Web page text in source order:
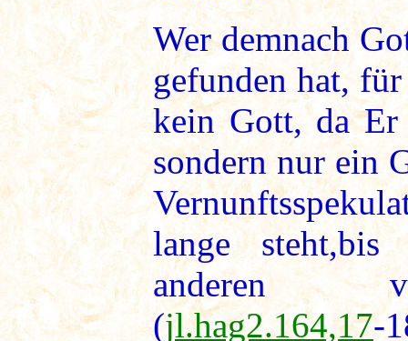
Wer demnach
gefunden hat,
kein Gott, da Er
sondern nur ein
lange
anderen
(jl.hag2.164,17-